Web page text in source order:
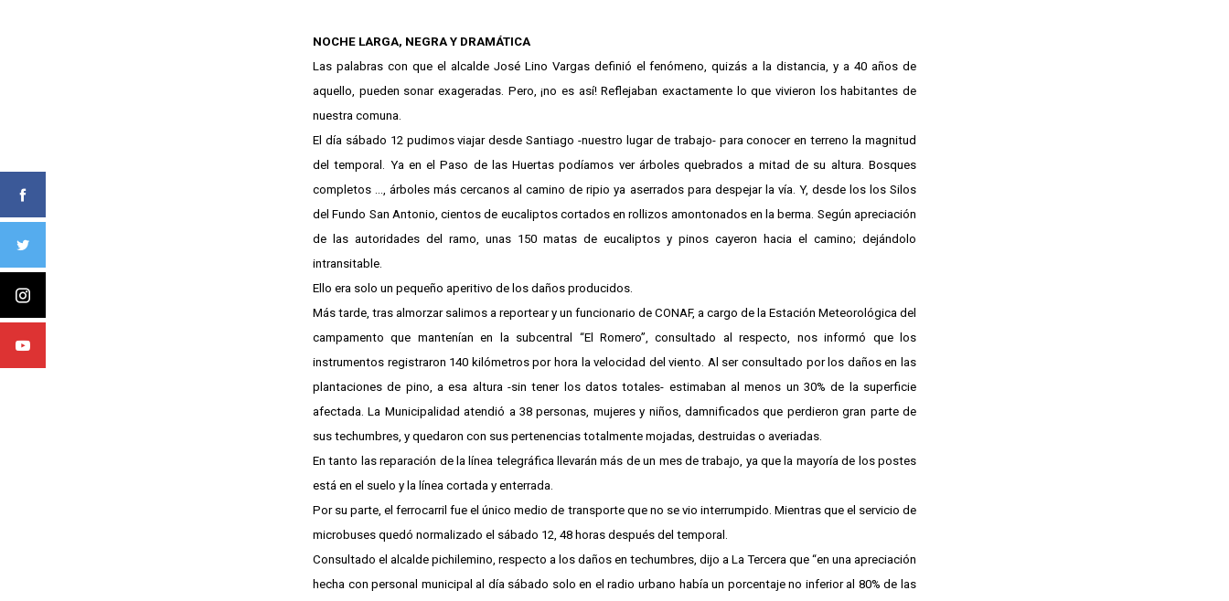
NOCHE LARGA, NEGRA Y DRAMÁTICA
Las palabras con que el alcalde José Lino Vargas definió el fenómeno, quizás a la distancia, y a 40 años de
aquello, pueden sonar exageradas. Pero, ¡no es así! Reflejaban exactamente lo que vivieron los habitantes de
nuestra comuna.
El día sábado 12 pudimos viajar desde Santiago -nuestro lugar de trabajo- para conocer en terreno la magnitud
del temporal. Ya en el Paso de las Huertas podíamos ver árboles quebrados a mitad de su altura. Bosques
completos …, árboles más cercanos al camino de ripio ya aserrados para despejar la vía. Y, desde los los Silos
del Fundo San Antonio, cientos de eucaliptos cortados en rollizos amontonados en la berma. Según apreciación
de las autoridades del ramo, unas 150 matas de eucaliptos y pinos cayeron hacia el camino; dejándolo
intransitable.
Ello era solo un pequeño aperitivo de los daños producidos.
Más tarde, tras almorzar salimos a reportear y un funcionario de CONAF, a cargo de la Estación Meteorológica del
campamento que mantenían en la subcentral “El Romero”, consultado al respecto, nos informó que los
instrumentos registraron 140 kilómetros por hora la velocidad del viento. Al ser consultado por los daños en las
plantaciones de pino, a esa altura -sin tener los datos totales- estimaban al menos un 30% de la superficie
afectada. La Municipalidad atendió a 38 personas, mujeres y niños, damnificados que perdieron gran parte de
sus techumbres, y quedaron con sus pertenencias totalmente mojadas, destruidas o averiadas.
En tanto las reparación de la línea telegráfica llevarán más de un mes de trabajo, ya que la mayoría de los postes
está en el suelo y la línea cortada y enterrada.
Por su parte, el ferrocarril fue el único medio de transporte que no se vio interrumpido. Mientras que el servicio de
microbuses quedó normalizado el sábado 12, 48 horas después del temporal.
Consultado el alcalde pichilemino, respecto a los daños en techumbres, dijo a La Tercera que “en una apreciación
hecha con personal municipal al día sábado solo en el radio urbano había un porcentaje no inferior al 80% de las